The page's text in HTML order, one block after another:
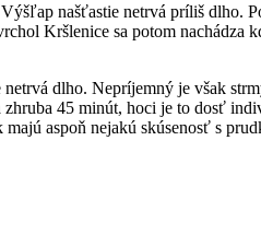
našťastie netrvá príliš dlho.
Kršlenice sa potom
dlho. Nepríjemný je však
45 minút, hoci je to dosť
aspoň nejakú skúsenosť s